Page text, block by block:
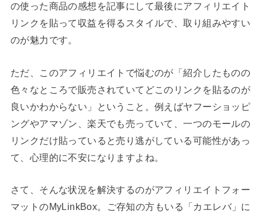
の使った商品の感想を記事にして最後にアフィリエイト
リンクを貼って収益を得るスタイルで、取り組みやすい
のが魅力です。
ただ、このアフィリエイトで悩むのが「紹介したものの
色々なところで販売されていてどこのリンクを貼るのが
良いかわからない」ということ。例えばヤフーショッピ
ングやアマゾン、楽天でも売っていて、一つのモールの
リンクだけ貼っていると売り逃がしている可能性があっ
て、心理的に不安になりますよね。
さて、そんな状況を解決するのがアフィリエイトフォー
マットのMyLinkBox。ご存知の方もいる「カエレバ」に